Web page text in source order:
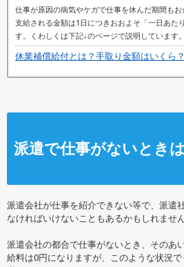
仕事が原因の病気やケガで仕事を休んだ期間もお
支給される金額は1日につきおおよそ 「一日あた
す。くわしくは下記↓のページで説明しています。
休業補償給付とは？手取り金額はいくら
派遣で仕事がないとき
派遣会社が仕事を紹介できない等で、派遣
なければいけないこともあるかもしれません
派遣会社の都合で仕事がないとき、そのあ
給料は0円になりますが、このような状況